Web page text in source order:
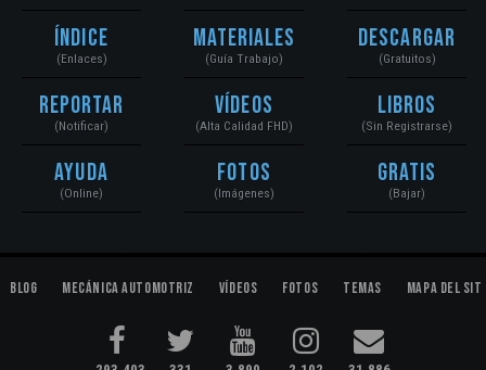
Índice
(Enlaces)
Reportar
(Notificar)
Ayuda
(Online)
Materiales
(Guía Trabajo)
Vídeos
(Alta Calidad FHD)
Fotos
(Imágenes)
Descargar
(Gratuitos)
Libros
(Sin Registrarse)
Gratis
(Bajar)
Blog Mecánica Automotriz Vídeos Fotos Temas Mapa del